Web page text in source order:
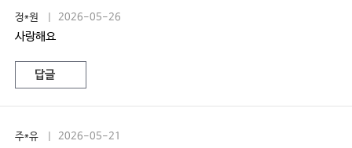
정*원 | 2026-05-26
사랑해요
답글
주*유 | 2026-05-21